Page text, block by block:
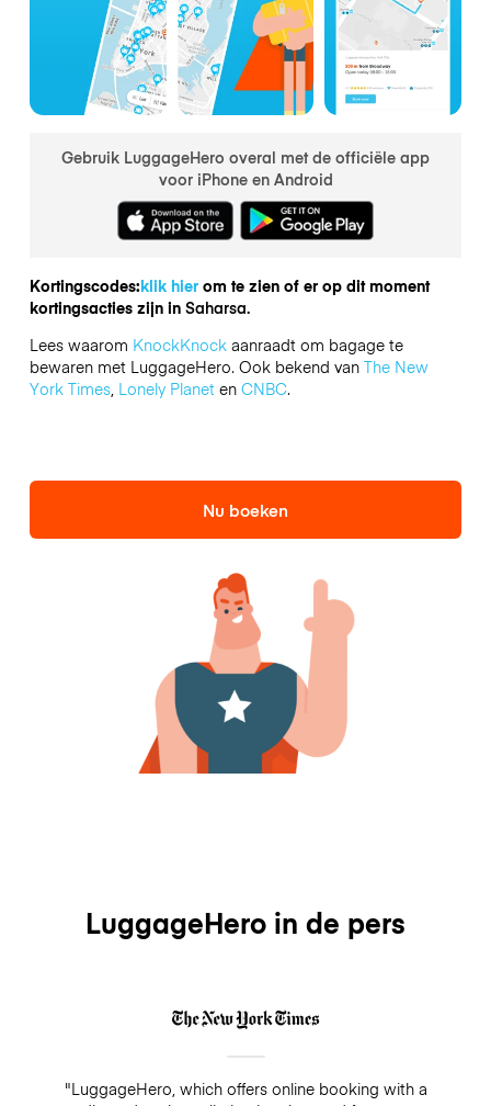
Gebruik LuggageHero overal met de officiële app
voor iPhone en Android
Kortingscodes:klik hierom te zien of er op dit moment
kortingsacties zijn in Saharsa.
Lees waarom KnockKnockaanraadt om bagage te
bewaren met LuggageHero. Ook bekend van The New
York Times, Lonely Planeten CNBC.
Nu boeken
LuggageHero in de pers
"LuggageHero, which offers online booking with a